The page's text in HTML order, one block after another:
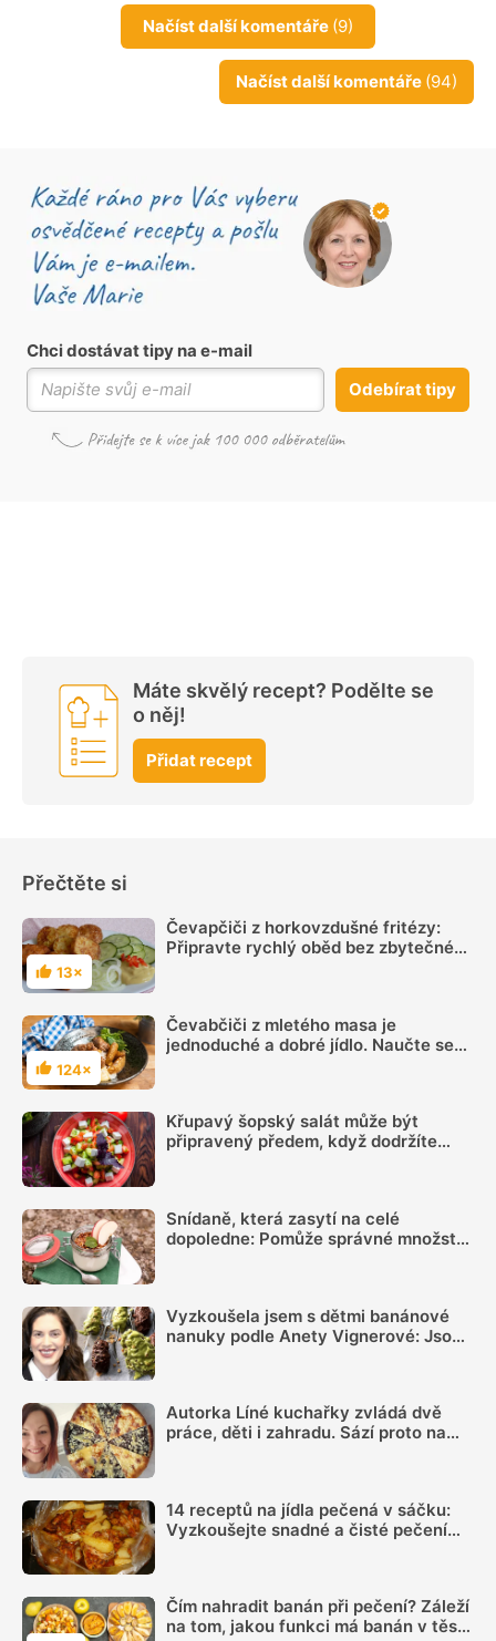
Načíst další komentáře (9)
Načíst další komentáře (94)
Chci dostávat tipy na e-mail
Odebírat tipy
Máte skvělý recept? Podělte se
o něj!
Přidat recept
Přečtěte si
Hodnocení
13×
Čevapčiči z horkovzdušné fritézy:
Připravte rychlý oběd bez zbytečného
Hodnocení
124×
Čevabčiči z mletého masa je
jednoduché a dobré jídlo. Naučte se
Křupavý šopský salát může být
připravený předem, když dodržíte
Snídaně, která zasytí na celé
dopoledne: Pomůže správné množství
Vyzkoušela jsem s dětmi banánové
nanuky podle Anety Vignerové: Jsou
Autorka Líné kuchařky zvládá dvě
práce, děti i zahradu. Sází proto na
14 receptů na jídla pečená v sáčku:
Vyzkoušejte snadné a čisté pečení
Čím nahradit banán při pečení? Záleží
na tom, jakou funkci má banán v těstě